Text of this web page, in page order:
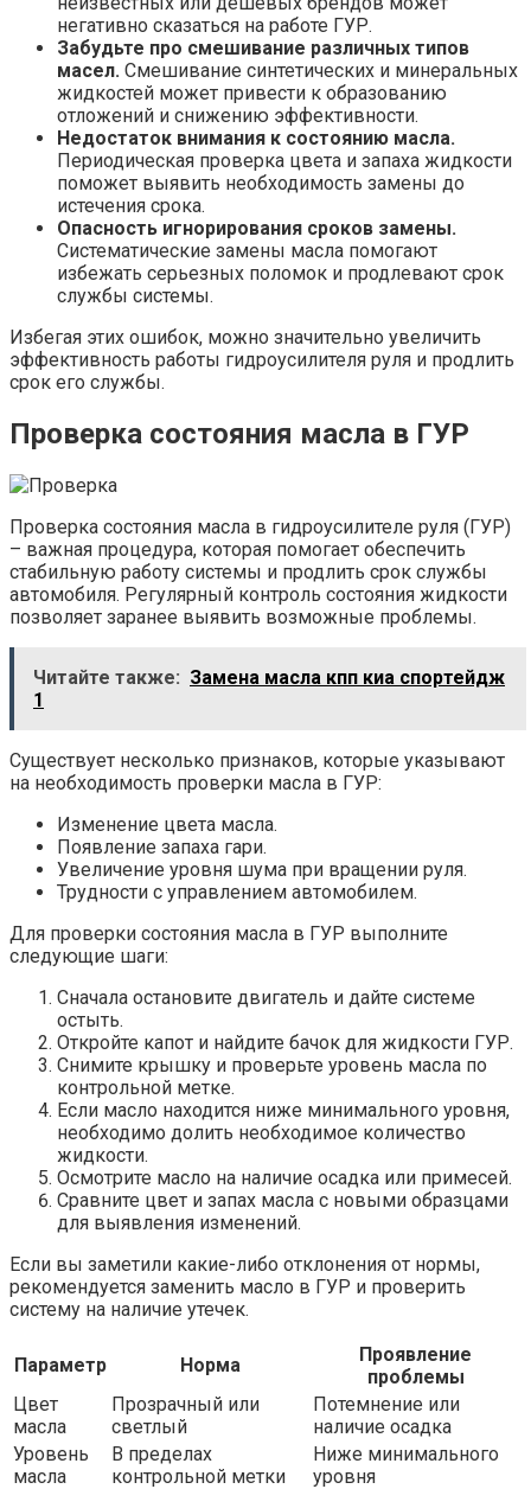
негативно сказаться на работе ГУР.
Забудьте про смешивание различных типов
масел. Смешивание синтетических и минеральных
жидкостей может привести к образованию
отложений и снижению эффективности.
Недостаток внимания к состоянию масла.
Периодическая проверка цвета и запаха жидкости
поможет выявить необходимость замены до
истечения срока.
Опасность игнорирования сроков замены.
Систематические замены масла помогают
избежать серьезных поломок и продлевают срок
службы системы.
Избегая этих ошибок, можно значительно увеличить
эффективность работы гидроусилителя руля и продлить
срок его службы.
Проверка состояния масла в ГУР
Проверка состояния масла в гидроусилителе руля (ГУР)
– важная процедура, которая помогает обеспечить
стабильную работу системы и продлить срок службы
автомобиля. Регулярный контроль состояния жидкости
позволяет заранее выявить возможные проблемы.
Читайте также: Замена масла кпп киа спортейдж
1
Существует несколько признаков, которые указывают
на необходимость проверки масла в ГУР:
Изменение цвета масла.
Появление запаха гари.
Увеличение уровня шума при вращении руля.
Трудности с управлением автомобилем.
Для проверки состояния масла в ГУР выполните
следующие шаги:
Сначала остановите двигатель и дайте системе
остыть.
Откройте капот и найдите бачок для жидкости ГУР.
Снимите крышку и проверьте уровень масла по
контрольной метке.
Если масло находится ниже минимального уровня,
необходимо долить необходимое количество
жидкости.
Осмотрите масло на наличие осадка или примесей.
Сравните цвет и запах масла с новыми образцами
для выявления изменений.
Если вы заметили какие-либо отклонения от нормы,
рекомендуется заменить масло в ГУР и проверить
систему на наличие утечек.
Параметр Норма
Проявление
проблемы
Цвет
масла
Прозрачный или
светлый
Потемнение или
наличие осадка
Уровень
масла
В пределах
контрольной метки
Ниже минимального
уровня